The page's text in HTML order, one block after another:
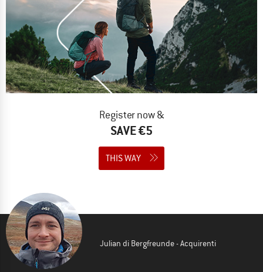
Register now &
SAVE €5
THIS WAY
Julian di Bergfreunde - Acquirenti